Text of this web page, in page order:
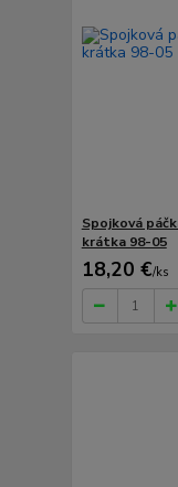
Spojková
krátka 98-05
18,20 €/ks